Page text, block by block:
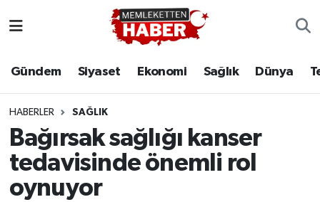
Gündem Siyaset Ekonomi Sağlık Dünya
HABERLER SAĞLIK
Bağırsak sağlığı kanser
tedavisinde önemli rol
oynuyor